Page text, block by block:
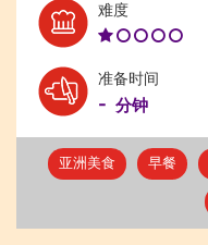
难度Level:
准备时间
- 分钟
亚洲美食 早餐